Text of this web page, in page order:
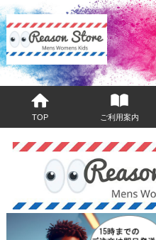
TOP ご利用案内